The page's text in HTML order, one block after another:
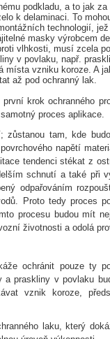
podkladu, a to jak
k delaminaci. To
technologií,
masky výrobcem
vlhkosti, musí zcela
v povlaku, např.
místa vzniku koroze. A
až pod ochranný lak.
krok ochranného
proces aplikace.
zůstanou tam, kde
napětí
tendenci stékat z
schnutí a také při
odpařováním
Proto tedy proces
procesu budou mít
životnosti a odolá
ochránit pouze ty
praskliny v povlaku
vznik koroze,
laku, který